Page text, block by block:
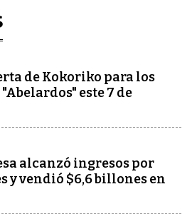
de Kokoriko para los
este 7 de
alcanzó ingresos por
y vendió $6,6 billones en